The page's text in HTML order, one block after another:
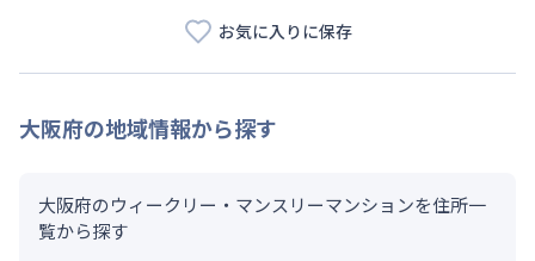
お気に入りに保存
大阪府の地域情報から探す
大阪府のウィークリー・マンスリーマンションを住所一
覧から探す